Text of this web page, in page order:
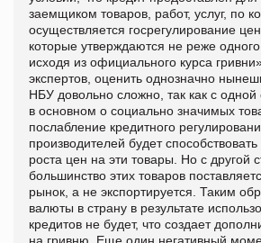
заемщиком товаров, работ, услуг, по
осуществляется госрегулирование
которые утверждаются не реже
исходя из официального курса
экспертов, оценить однозначно
НБУ довольно сложно, так как с одной
в основном о социально значимых
послабление кредитного
производителей будет
роста цен на эти товары. Но с другой
большинство этих товаров
рынок, а не экспортируется. Таким
валюты в страну в результате
кредитов не будет, что создает
на гривню. Еще один негативный